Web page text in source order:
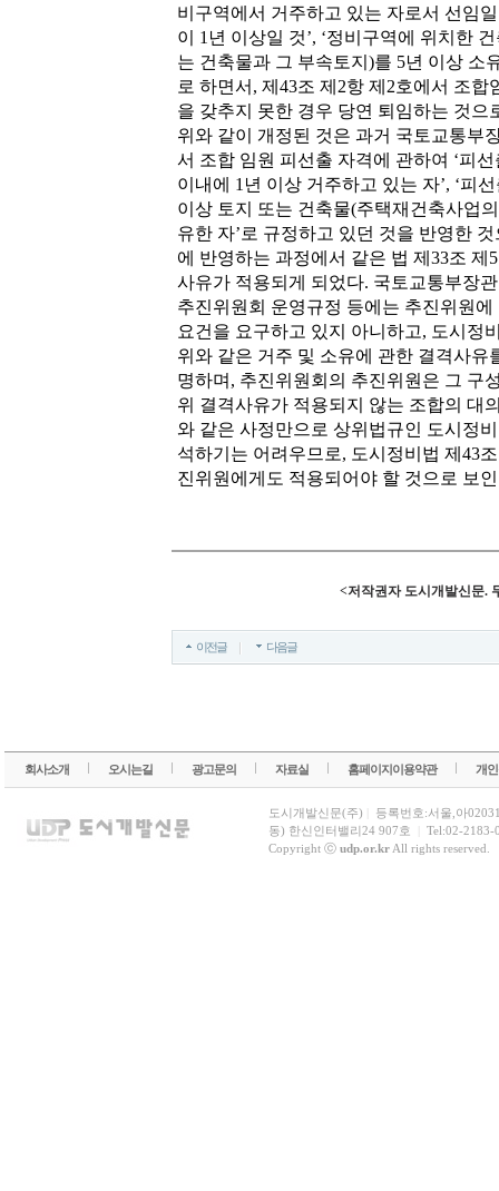
비구역에서 거주하고 있는 자로서 선임
이 1년 이상일 것’, ‘정비구역에 위치한
는 건축물과 그 부속토지)를 5년 이상 소
로 하면서, 제43조 제2항 제2호에서 조
을 갖추지 못한 경우 당연 퇴임하는 것으
위와 같이 개정된 것은 과거 국토교통부
서 조합 임원 피선출 자격에 관하여 ‘피
이내에 1년 이상 거주하고 있는 자’, ‘피
이상 토지 또는 건축물(주택재건축사업
유한 자’로 규정하고 있던 것을 반영한
에 반영하는 과정에서 같은 법 제33조
사유가 적용되게 되었다. 국토교통부장
추진위원회 운영규정 등에는 추진위원
요건을 요구하고 있지 아니하고, 도시정
위와 같은 거주 및 소유에 관한 결격사
명하며, 추진위원회의 추진위원은 그 구
위 결격사유가 적용되지 않는 조합의 대
와 같은 사정만으로 상위법규인 도시정
석하기는 어려우므로, 도시정비법 제43
진위원에게도 적용되어야 할 것으로 보
<저작권자 도시개발신문.
이전글 다음글
회사소개 오시는길 광고문의 자료실 홈페이지이용약관 개
도시개발신문(주)
등록번호:서울,아
동) 한신인터밸리24 907호
Tel:02-2183-
Copyright ⓒ udp.or.krAll rights reserved.